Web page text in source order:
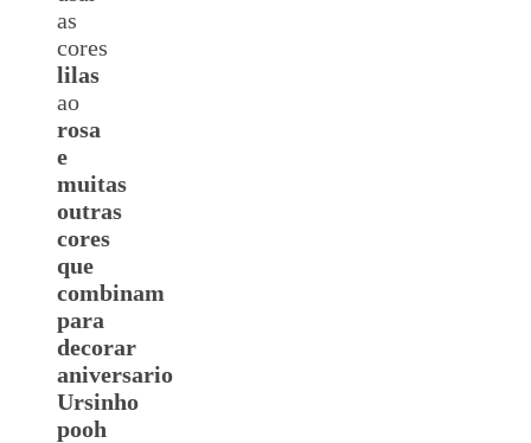
as
cores
lilas
ao
rosa
e
muitas
outras
cores
que
combinam
para
decorar
aniversario
Ursinho
pooh